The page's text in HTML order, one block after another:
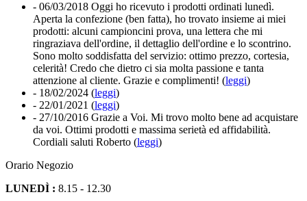
- 06/03/2018 Oggi ho ricevuto i prodotti ordinati lunedì.
Aperta la confezione (ben fatta), ho trovato insieme ai miei
prodotti: alcuni campioncini prova, una lettera che mi
ringraziava dell'ordine, il dettaglio dell'ordine e lo scontrino.
Sono molto soddisfatta del servizio: ottimo prezzo, cortesia,
celerità! Credo che dietro ci sia molta passione e tanta
attenzione al cliente. Grazie e complimenti! (leggi)
- 18/02/2024 (leggi)
- 22/01/2021 (leggi)
- 27/10/2016 Grazie a Voi. Mi trovo molto bene ad acquistare
da voi. Ottimi prodotti e massima serietà ed affidabilità.
Cordiali saluti Roberto (leggi)
Orario Negozio
LUNEDÌ : 8.15 - 12.30